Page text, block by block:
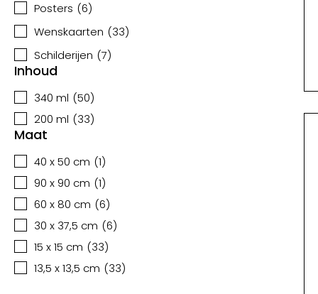
Posters (6)
Wenskaarten (33)
Schilderijen (7)
Inhoud
340 ml (50)
200 ml (33)
Maat
40 x 50 cm (1)
90 x 90 cm (1)
60 x 80 cm (6)
30 x 37,5 cm (6)
15 x 15 cm (33)
13,5 x 13,5 cm (33)